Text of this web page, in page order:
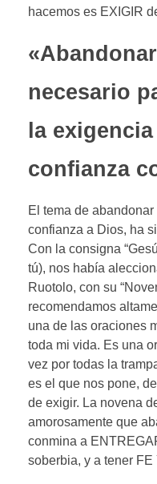
hacemos es EXIGIR
necesario
la
confianza
El tema de
confianza a Dios, ha
Con la consigna
tú), nos había
Ruotolo, con su
recomendamos
una de las oraciones
toda mi vida. Es una
vez por todas la
es el que nos pone,
de exigir. La novena
amorosamente que
conmina a
soberbia, y a tener